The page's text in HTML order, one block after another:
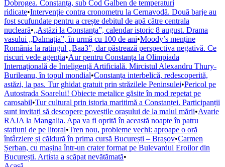
Dobrogea. Constanța, sub Cod Galben de temperaturi
ridicate•Intervenție contra cronometru la Cernavodă. Două barje au
fost scufundate pentru a crește debitul de apă către centrala
nucleară•„Astăzi la Constanța”, calendar istoric 8 august. Drama
vasului „Dalmația”, în urmă cu 100 de ani•Moody’s menține
România la ratingul „Baa3”, dar păstrează perspectiva negativă. Ce
riscuri vede agenția•Aur pentru Constanța la Olimpiada
Internațională de Inteligență Artificială. Mircistul Alexandru Thury-
Burileanu, în topul mondial•Constanța interbelică, redescoperită,
astăzi, la pas. Tur ghidat gratuit prin străzilele Peninsulei•Pericol pe
Autostrada Soarelui! Obiecte metalice găsite în mod repetat pe
carosabil•Tur cultural prin istoria maritimă a Constanței. Participanții
sunt invitați să descopere poveștile orașului de la malul mării•Avarie
RAJA la Mangalia. Apa va fi oprită în această noapte în patru
stațiuni de pe litoral•Tren nou, probleme vechi: aproape o oră
întârziere și căldură în prima cursă București – Brașov•Carmen
Șerban, cu mașina într-un crater format pe Bulevardul Eroilor din
București. Artista a scăpat nevătămată•